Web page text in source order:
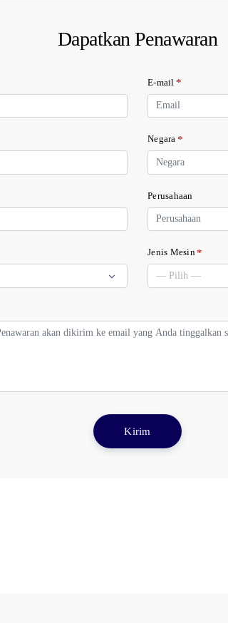
Dapatkan Penawaran
E-mail *
Negara *
Perusahaan
Jenis Mesin*
Kirim